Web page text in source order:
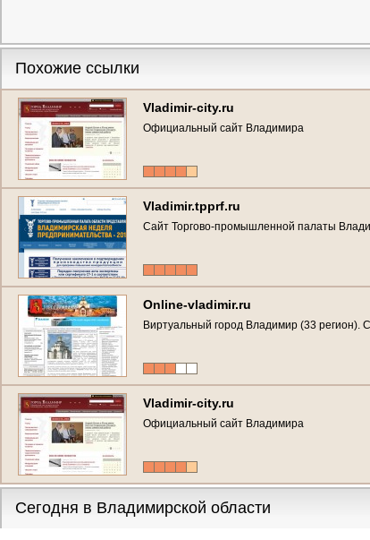
Похожие ссылки
Vladimir-city.ru
Официальный сайт Владимира
Vladimir.tpprf.ru
Сайт Торгово-промышленной палаты
Online-vladimir.ru
Виртуальный город Владимир (33 регион).
Vladimir-city.ru
Официальный сайт Владимира
Сегодня в Владимирской области